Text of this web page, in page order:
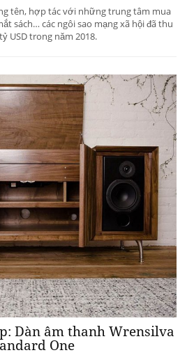
tên, hợp tác với những trung tâm mua
sách… các ngôi sao mạng xã hội đã thu
USD trong năm 2018.
Dàn âm thanh Wrensilva
One